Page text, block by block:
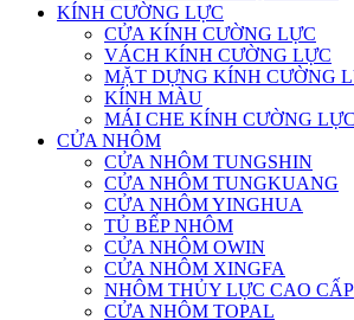
KÍNH CƯỜNG LỰC
CỬA KÍNH CƯỜNG LỰC
VÁCH KÍNH CƯỜNG LỰC
MẶT DỰNG KÍNH CƯỜNG
KÍNH MÀU
MÁI CHE KÍNH CƯỜNG LỰC
CỬA NHÔM
CỬA NHÔM TUNGSHIN
CỬA NHÔM TUNGKUANG
CỬA NHÔM YINGHUA
TỦ BẾP NHÔM
CỬA NHÔM OWIN
CỬA NHÔM XINGFA
NHÔM THỦY LỰC CAO CẤP
CỬA NHÔM TOPAL